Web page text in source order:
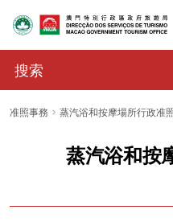
准照事務 蒸汽浴和按摩場所行政准
蒸汽浴和按